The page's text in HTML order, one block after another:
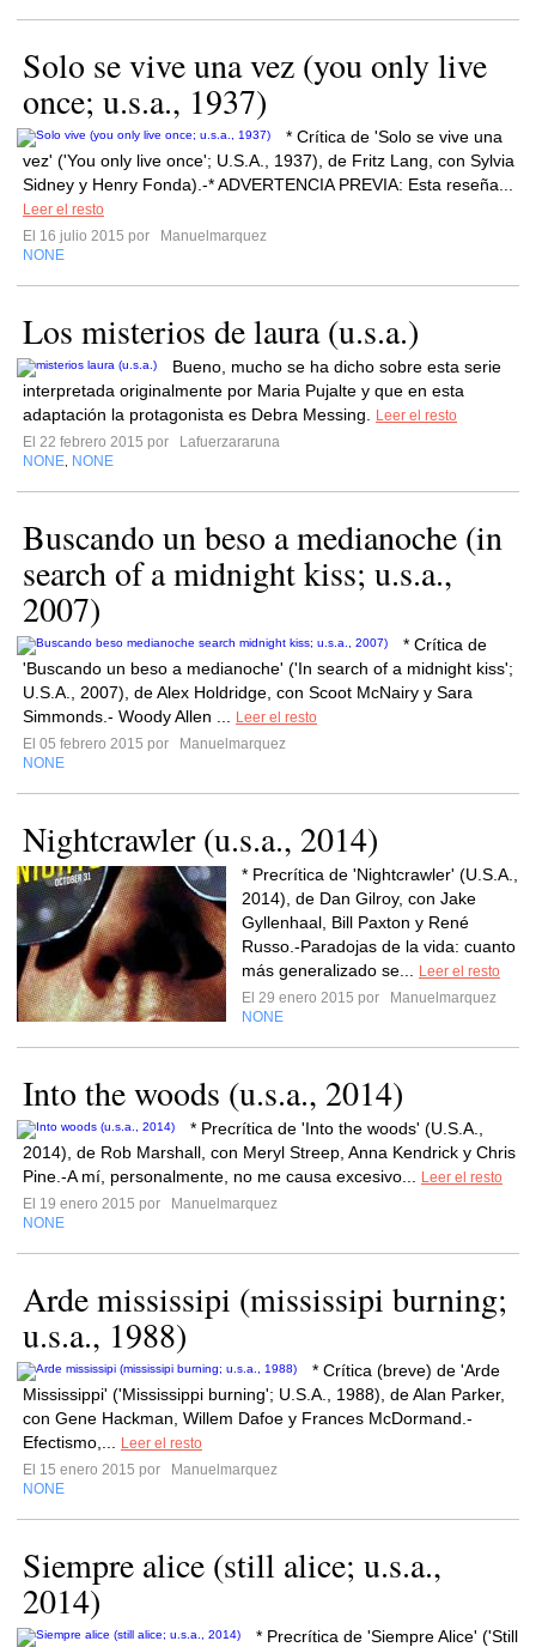
Solo se vive una vez (you only live
once; u.s.a., 1937)
* Crítica de 'Solo se vive una
vez' ('You only live once'; U.S.A., 1937), de Fritz Lang, con Sylvia
Sidney y Henry Fonda).-* ADVERTENCIA PREVIA: Esta reseña...
Leer el resto
El 16 julio 2015 por
Manuelmarquez
NONE
Los misterios de laura (u.s.a.)
Bueno, mucho se ha dicho sobre esta serie
interpretada originalmente por Maria Pujalte y que en esta
adaptación la protagonista es Debra Messing.
Leer el resto
El 22 febrero 2015 por
Lafuerzararuna
NONE NONE
Buscando un beso a medianoche (in
search of a midnight kiss; u.s.a.,
2007)
* Crítica de
'Buscando un beso a medianoche' ('In search of a midnight kiss';
U.S.A., 2007), de Alex Holdridge, con Scoot McNairy y Sara
Simmonds.- Woody Allen ...
Leer el resto
El 05 febrero 2015 por
Manuelmarquez
NONE
Nightcrawler (u.s.a., 2014)
* Precrítica de 'Nightcrawler' (U.S.A.,
2014), de Dan Gilroy, con Jake
Gyllenhaal, Bill Paxton y René
Russo.-Paradojas de la vida: cuanto
más generalizado se...
Leer el resto
El 29 enero 2015 por
Manuelmarquez
NONE
Into the woods (u.s.a., 2014)
* Precrítica de 'Into the woods' (U.S.A.,
2014), de Rob Marshall, con Meryl Streep, Anna Kendrick y Chris
Pine.-A mí, personalmente, no me causa excesivo...
Leer el resto
El 19 enero 2015 por
Manuelmarquez
NONE
Arde mississipi (mississipi burning;
u.s.a., 1988)
* Crítica (breve) de 'Arde
Mississippi' ('Mississippi burning'; U.S.A., 1988), de Alan Parker,
con Gene Hackman, Willem Dafoe y Frances McDormand.-
Efectismo,...
Leer el resto
El 15 enero 2015 por
Manuelmarquez
NONE
Siempre alice (still alice; u.s.a.,
2014)
* Precrítica de 'Siempre Alice' ('Still